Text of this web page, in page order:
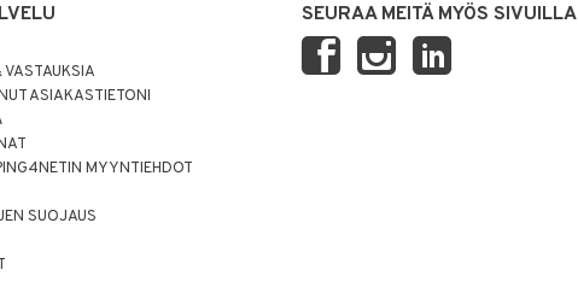
ASIAKASTIETONI
MYYNTIEHDOT
SUOJAUS
SEURAA MEITÄ MYÖS SIVUILLA